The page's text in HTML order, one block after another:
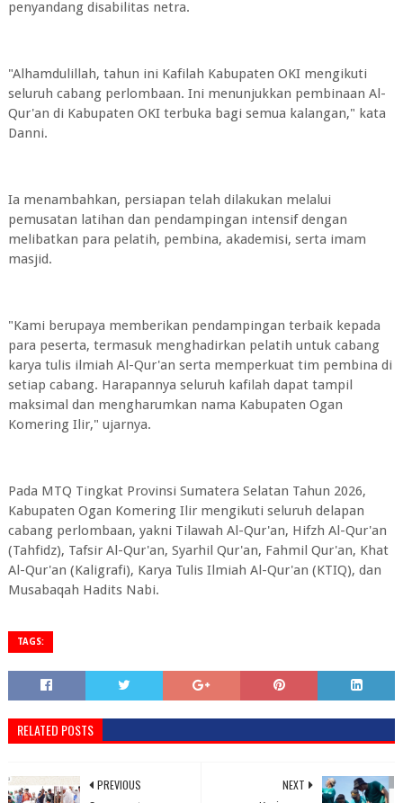
penyandang disabilitas netra.
"Alhamdulillah, tahun ini Kafilah Kabupaten OKI mengikuti
seluruh cabang perlombaan. Ini menunjukkan pembinaan Al-
Qur'an di Kabupaten OKI terbuka bagi semua kalangan," kata
Danni.
Ia menambahkan, persiapan telah dilakukan melalui
pemusatan latihan dan pendampingan intensif dengan
melibatkan para pelatih, pembina, akademisi, serta imam
masjid.
"Kami berupaya memberikan pendampingan terbaik kepada
para peserta, termasuk menghadirkan pelatih untuk cabang
karya tulis ilmiah Al-Qur'an serta memperkuat tim pembina di
setiap cabang. Harapannya seluruh kafilah dapat tampil
maksimal dan mengharumkan nama Kabupaten Ogan
Komering Ilir," ujarnya.
Pada MTQ Tingkat Provinsi Sumatera Selatan Tahun 2026,
Kabupaten Ogan Komering Ilir mengikuti seluruh delapan
cabang perlombaan, yakni Tilawah Al-Qur'an, Hifzh Al-Qur'an
(Tahfidz), Tafsir Al-Qur'an, Syarhil Qur'an, Fahmil Qur'an, Khat
Al-Qur'an (Kaligrafi), Karya Tulis Ilmiah Al-Qur'an (KTIQ), dan
Musabaqah Hadits Nabi.
TAGS:
RELATED POSTS
NEXT
PREVIOUS